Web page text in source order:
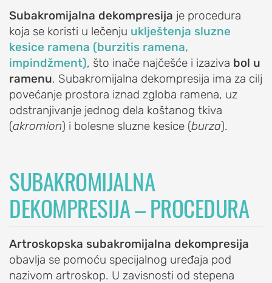
O
NAMA
ORTHOEXPERT
Naši
lekari
i
dežurstava
Savetodavni
odbor
OrthoExpert
ORTHOEXPERT
EDUCATION
OrthoExpert Niš
(060) 032-320-9
office-
nis@orthoexpert.rs
Svetosavska 20,
Niš, Srbija
OrthoExpert
Podgorica
(068) 107-241
Podgorica, Crna Gora
Subakromijalna dekompresija je procedura
koja se koristi u lečenju uklještenja sluzne
kesice ramena (burzitis ramena,
impindžment), što inače najčešće i izaziva bol u
ramenu. Subakromijalna dekompresija ima za cilj
povećanje prostora iznad zgloba ramena, uz
odstranjivanje jednog dela koštanog tkiva
(akromion) i bolesne sluzne kesice (burza).
SUBAKROMIJALNA
DEKOMPRESIJA – PROCEDURA
Artroskopska subakromijalna dekompresija
obavlja se pomoću specijalnog uređaja pod
nazivom artroskop. U zavisnosti od stepena